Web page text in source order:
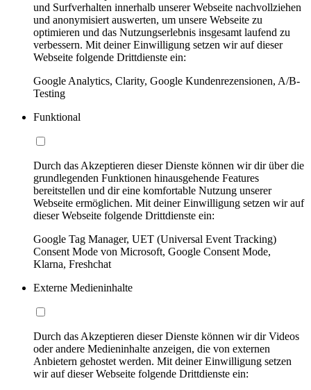
und Surfverhalten innerhalb unserer Webseite nachvollziehen
und anonymisiert auswerten, um unsere Webseite zu
optimieren und das Nutzungserlebnis insgesamt laufend zu
verbessern. Mit deiner Einwilligung setzen wir auf dieser
Webseite folgende Drittdienste ein:
Google Analytics, Clarity, Google Kundenrezensionen, A/B-
Testing
Funktional
Durch das Akzeptieren dieser Dienste können wir dir über die
grundlegenden Funktionen hinausgehende Features
bereitstellen und dir eine komfortable Nutzung unserer
Webseite ermöglichen. Mit deiner Einwilligung setzen wir auf
dieser Webseite folgende Drittdienste ein:
Google Tag Manager, UET (Universal Event Tracking)
Consent Mode von Microsoft, Google Consent Mode,
Klarna, Freshchat
Externe Medieninhalte
Durch das Akzeptieren dieser Dienste können wir dir Videos
oder andere Medieninhalte anzeigen, die von externen
Anbietern gehostet werden. Mit deiner Einwilligung setzen
wir auf dieser Webseite folgende Drittdienste ein: